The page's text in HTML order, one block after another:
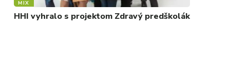
MIX
HHI vyhralo s projektom Zdravý predškolák